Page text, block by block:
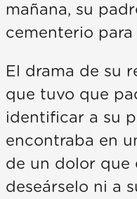
mañana, su
cementerio para
El drama de su
que tuvo que
identificar a su
encontraba en
de un dolor que
deseárselo ni a